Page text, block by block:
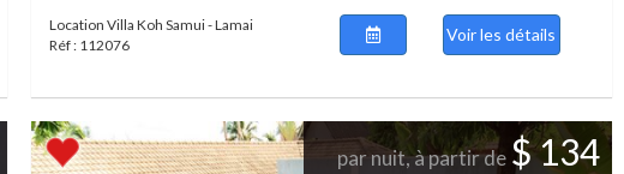
Location Villa Koh Samui - Lamai
Réf : 112076
Voir les détails
par nuit, à partir de $ 134